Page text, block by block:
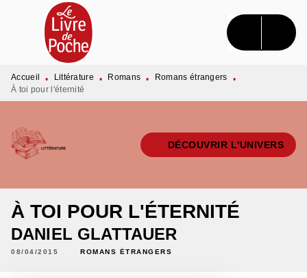
MENU RECHERCHE CONTENU
PIED DE PAGE
Accueil • Littérature • Romans • Romans étrangers
•
À toi pour l'éternité
DÉCOUVRIR L'UNIVERS
À TOI POUR L'ÉTERNITÉ
DANIEL GLATTAUER
08/04/2015 ROMANS ÉTRANGERS